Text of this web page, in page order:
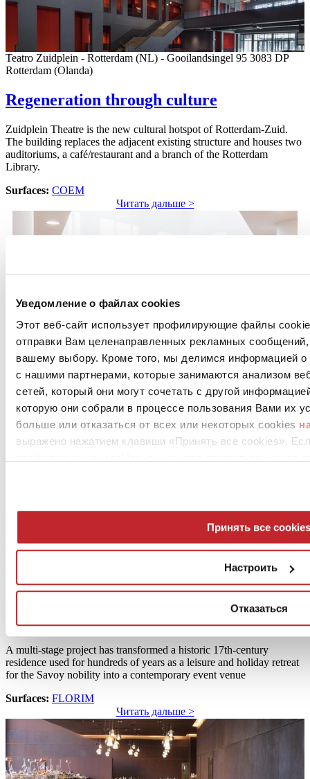
Уведомление о файлах cookies
Этот веб-сайт использует профилирующие файлы
отправки Вам целенаправленных рекламных
вашему выбору. Кроме того, мы делимся информацией
с нашими партнерами, которые занимаются анализом
сетей, который они могут сочетать с другой
которую они собрали в процессе пользования Вами их
больше или отказаться от всех или некоторых cookies
выражено нажатием клавиши «Принять все cookies».
Принять все cookies
Настроить
Отказаться
Teatro Zuidplein - Rotterdam (NL) - Gooilandsingel 95 3083 DP
Rotterdam (Olanda)
Regeneration through culture
Zuidplein Theatre is the new cultural hotspot of Rotterdam-Zuid.
The building replaces the adjacent existing structure and houses two
auditoriums, a café/restaurant and a branch of the Rotterdam
Library.
Surfaces: COEM
Читать дальше >
New IT Hub, University of Milan - Milano
Ceramic as the face of science
Milan University's New IT Hub and Service Centre, designed by
Isolarchitetti, was the institutional category winner of the 2020
Ceramics and Design competition
CASALGRANDE PADANA
Читать дальше >
An exclusive retreat in the hills outside
Turin
A multi-stage project has transformed a historic 17th-century
residence used for hundreds of years as a leisure and holiday retreat
for the Savoy nobility into a contemporary event venue
Surfaces: FLORIM
Читать дальше >